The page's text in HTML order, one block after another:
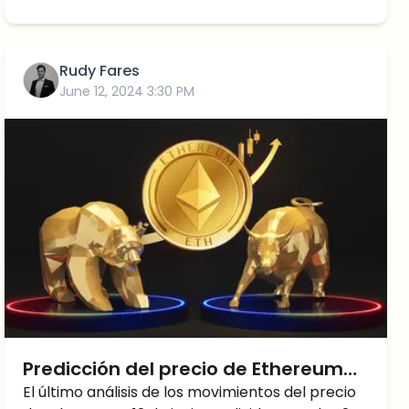
Rudy Fares
June 12, 2024 3:30 PM
Predicción del precio de Ethereum
(ETH) para escenarios ALCISTAS y
El último análisis de los movimientos del precio